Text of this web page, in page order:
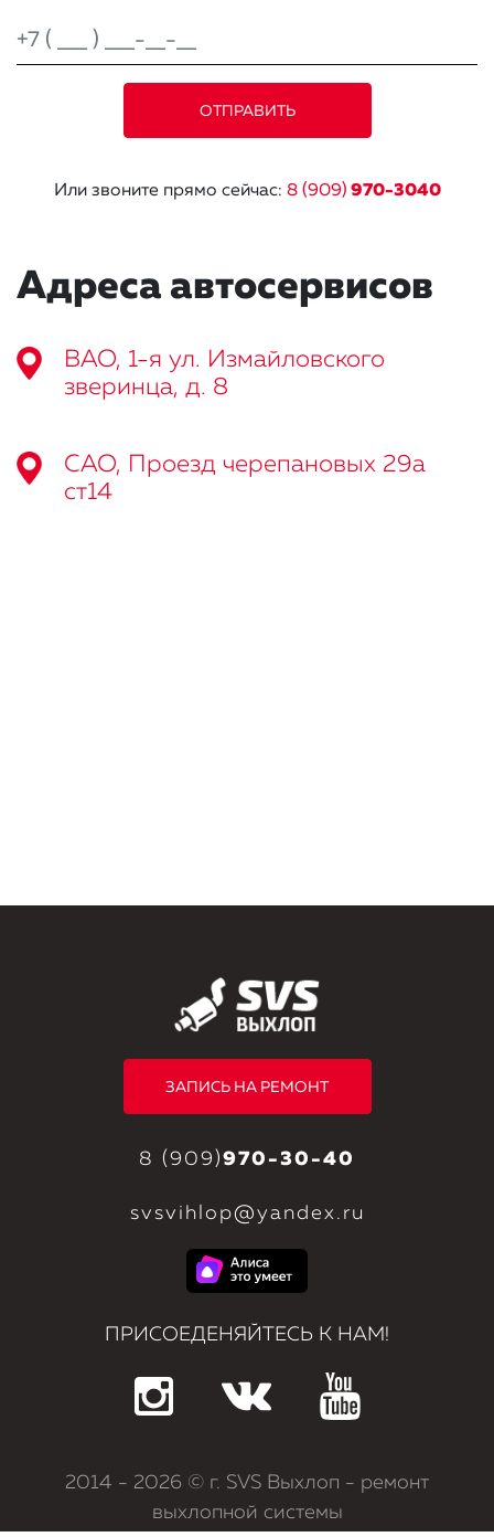
Или звоните прямо сейчас: 8 (909) 970-3040
Адреса автосервисов
ВАО, 1-я ул. Измайловского
зверинца, д. 8
САО, Проезд черепановых 29а
ст14
ЗАПИСЬ НА РЕМОНТ
8 (909)970-30-40
svsvihlop@yandex.ru
ПРИСОЕДЕНЯЙТЕСЬ К НАМ!
2014 - 2026 © г. SVS Выхлоп - ремонт
выхлопной системы